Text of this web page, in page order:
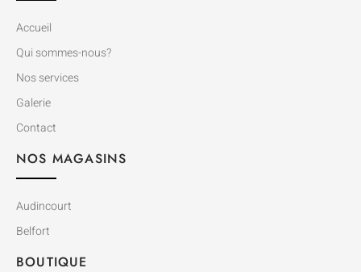
Accueil
Qui sommes-nous?
Nos services
Galerie
Contact
NOS MAGASINS
Audincourt
Belfort
BOUTIQUE